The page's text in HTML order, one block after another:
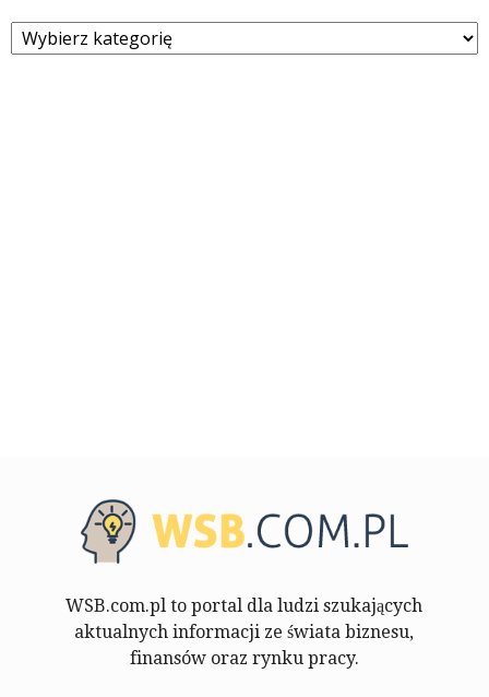
Kategorie
WSB.com.pl to portal dla ludzi szukających
aktualnych informacji ze świata biznesu,
finansów oraz rynku pracy.